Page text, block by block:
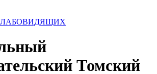
Томский